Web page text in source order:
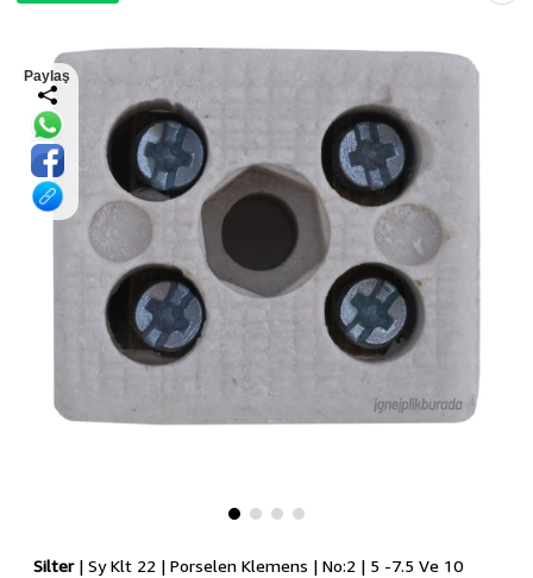
Paylaş
Silter| Sy Klt 22 | Porselen Klemens | No:2 | 5 -7.5 Ve 10